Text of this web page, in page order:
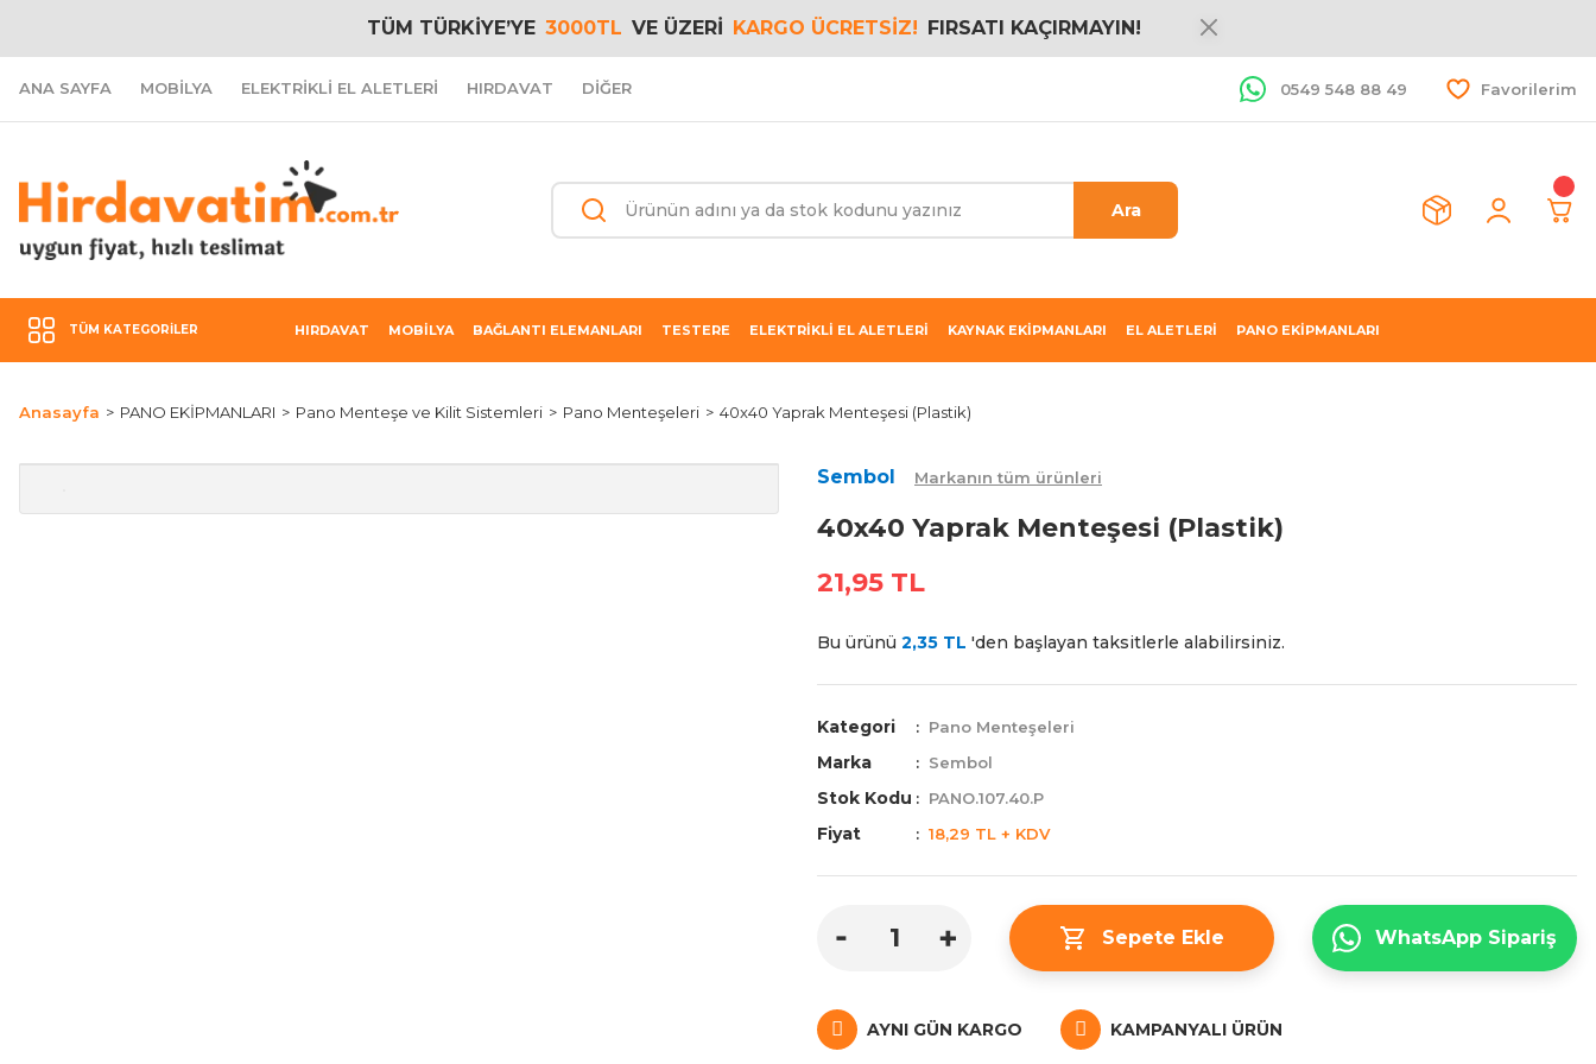
TÜM TÜRKİYE’YE 3000TL VE ÜZERİ KARGO ÜCRETSİZ! FIRSATI KAÇIRMAYIN!
ANA SAYFA MOBİLYA ELEKTRİKLİ EL ALETLERİ HIRDAVAT DİĞER 0549 548 88 49 Favorilerim
Ara
TÜM KATEGORILER HIRDAVAT MOBİLYA BAĞLANTI ELEMANLARI TESTERE ELEKTRİKLİ EL ALETLERİ KAYNAK EKİPMANLARI EL ALETLERİ PANO EKİPMANLARI
Anasayfa PANO EKİPMANLARI Pano Menteşe ve Kilit Sistemleri Pano Menteşeleri 40x40 Yaprak Menteşesi (Plastik)
Sembol Markanın tüm ürünleri
40x40 Yaprak Menteşesi (Plastik)
21,95 TL
Bu ürünü 2,35 TL 'den başlayan taksitlerle alabilirsiniz.
Kategori Pano Menteşeleri
Marka Sembol
Stok Kodu PANO.107.40.P
Fiyat 18,29 TL + KDV
Sepete Ekle WhatsApp Sipariş
AYNI GÜN KARGO KAMPANYALI ÜRÜN